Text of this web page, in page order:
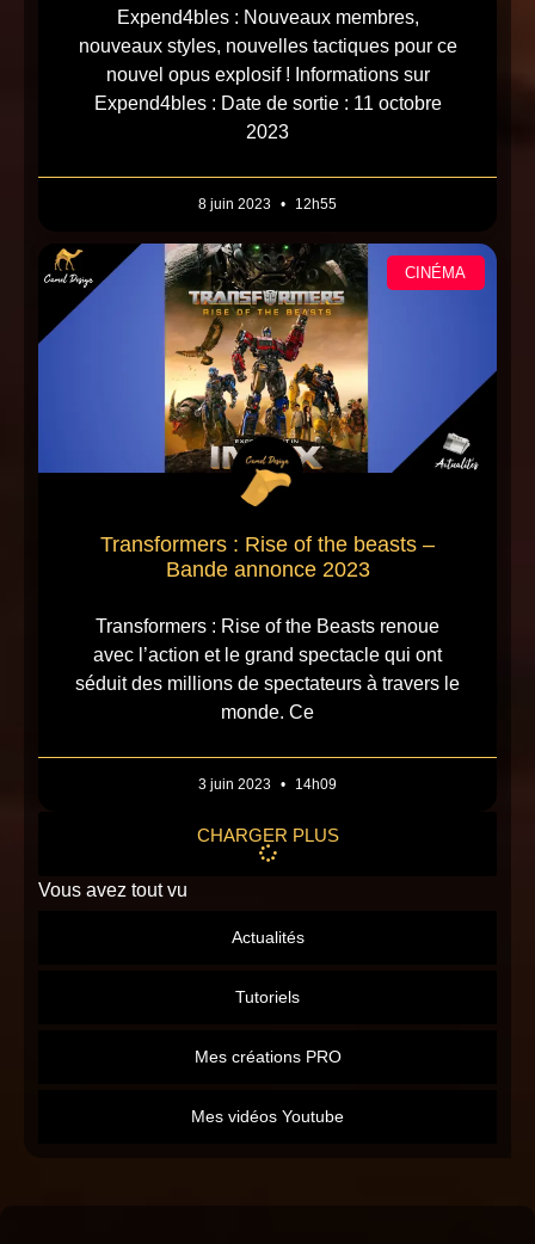
Actualités
Tutoriels
Mes créations PRO
Mes vidéos Youtube
Expend4bles : Nouveaux membres,
nouveaux styles, nouvelles tactiques pour ce
nouvel opus explosif ! Informations sur
Expend4bles : Date de sortie : 11 octobre
2023
8 juin 2023 12h55
CINÉMA
Transformers : Rise of the beasts –
Bande annonce 2023
Transformers : Rise of the Beasts renoue
avec l’action et le grand spectacle qui ont
séduit des millions de spectateurs à travers le
monde. Ce
3 juin 2023 14h09
CHARGER PLUS
Vous avez tout vu